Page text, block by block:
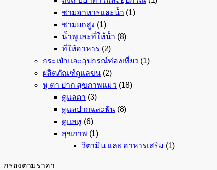
ชามอาหารและน้ำ (1)
ชามยกสูง (1)
น้ำพุและที่ให้น้ำ (8)
ที่ให้อาหาร (2)
กระเป๋าและอุปกรณ์ท่องเที่ยว (1)
ผลิตภัณฑ์ดูแลขน (2)
หู ตา ปาก สุขภาพแมว (18)
ดูแลตา (3)
ดูแลปากและฟัน (8)
ดูแลหู (6)
สุขภาพ (1)
วิตามิน และ อาหารเสริม (1)
กรองตามราคา